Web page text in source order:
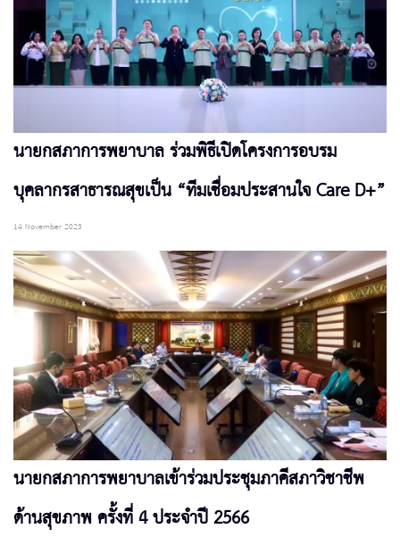
นายกสภาการพยาบาล ร่วมพิธีเปิดโครงการอบรม
บุคลากรสาธารณสุขเป็น “ทีมเชื่อมประสานใจ Care D+”
14 November 2023
นายกสภาการพยาบาลเข้าร่วมประชุมภาคีสภาวิชาชีพ
ด้านสุขภาพ ครั้งที่ 4 ประจำปี 2566